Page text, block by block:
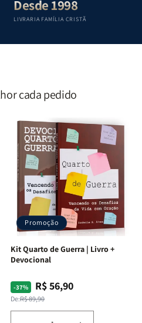
Desde 1998
LIVRARIA FAMÍLIA CRISTÃ
cada pedido
Promoção
Kit Quarto de Guerra | Livro +
Devocional
-37%
Preço
normal
De:R$ 89,90
Preço
promocional
R$ 56,90